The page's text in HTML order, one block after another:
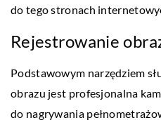
do tego stronach
Rejestrowanie
Podstawowym narzędziem
obrazu jest profesjonalna
do nagrywania